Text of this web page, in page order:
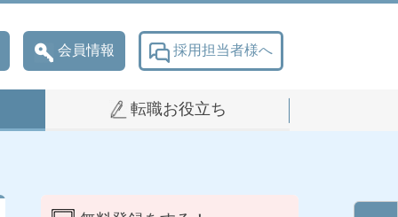
会員情報 採用担当者様へ
転職お役立ち